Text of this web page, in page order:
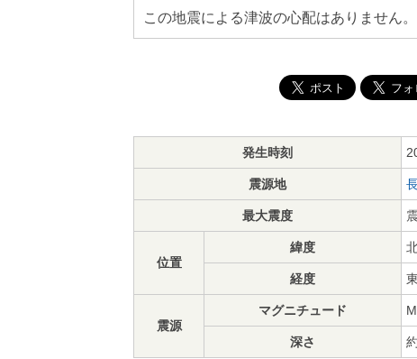
この地震による津波の心配はありません。
発生時刻
震源地
最大震度
位置
緯度
経度
震源
マグニチュード
深さ